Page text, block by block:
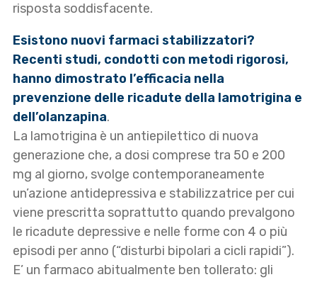
risposta soddisfacente.
Esistono nuovi farmaci stabilizzatori?
Recenti studi, condotti con metodi rigorosi,
hanno dimostrato l’efficacia nella
prevenzione delle ricadute della lamotrigina e
dell’olanzapina.
La lamotrigina è un antiepilettico di nuova
generazione che, a dosi comprese tra 50 e 200
mg al giorno, svolge contemporaneamente
un’azione antidepressiva e stabilizzatrice per cui
viene prescritta soprattutto quando prevalgono
le ricadute depressive e nelle forme con 4 o più
episodi per anno (“disturbi bipolari a cicli rapidi”).
E’ un farmaco abitualmente ben tollerato: gli